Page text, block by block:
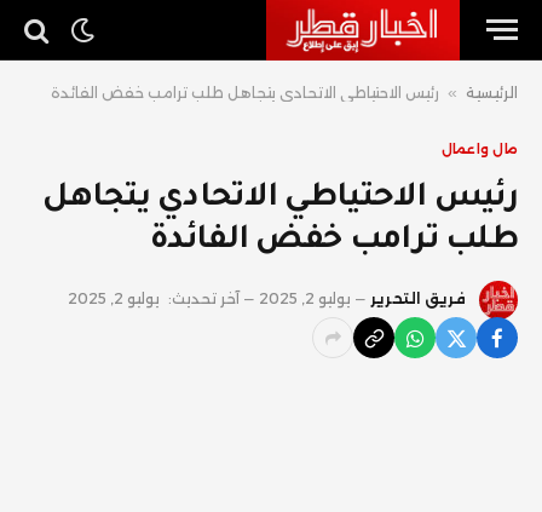
الرئيسية » رئيس الاحتياطي الاتحادي يتجاهل طلب ترامب خفض الفائدة
مال واعمال
رئيس الاحتياطي الاتحادي يتجاهل
طلب ترامب خفض الفائدة
فريق التحرير يوليو 2, 2025 آخر تحديث: يوليو 2, 2025